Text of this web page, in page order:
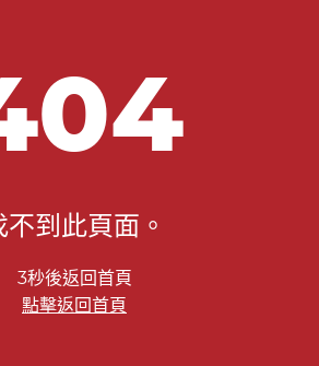
不到此頁面。
2秒後返回首頁
點擊返回首頁